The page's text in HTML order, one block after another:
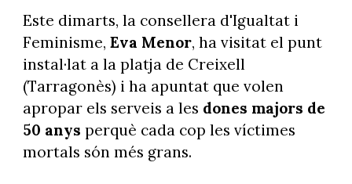
Este dimarts, la consellera d'Igualtat i
Feminisme, Eva Menor, ha visitat el punt
instal·lat a la platja de Creixell
(Tarragonès) i ha apuntat que volen
apropar els serveis a les dones majors de
50 anys perquè cada cop les víctimes
mortals són més grans.